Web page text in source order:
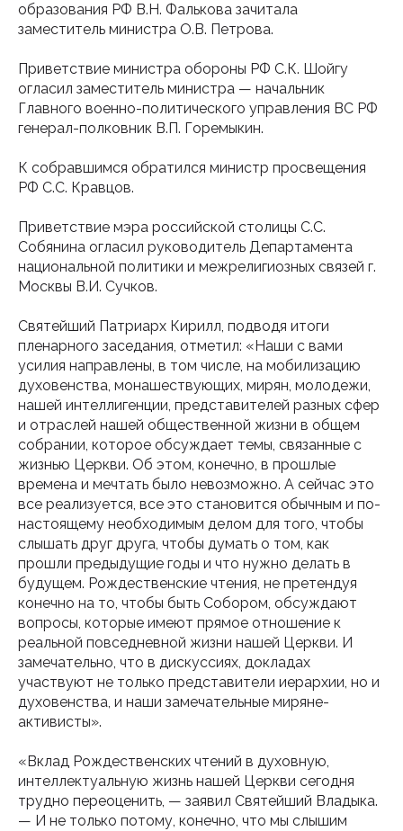
образования РФ В.Н. Фалькова зачитала
заместитель министра О.В. Петрова.
Приветствие министра обороны РФ С.К. Шойгу
огласил заместитель министра — начальник
Главного военно-политического управления ВС РФ
генерал-полковник В.П. Горемыкин.
К собравшимся обратился министр просвещения
РФ С.С. Кравцов.
Приветствие мэра российской столицы С.С.
Собянина огласил руководитель Департамента
национальной политики и межрелигиозных связей г.
Москвы В.И. Сучков.
Святейший Патриарх Кирилл, подводя итоги
пленарного заседания, отметил: «Наши с вами
усилия направлены, в том числе, на мобилизацию
духовенства, монашествующих, мирян, молодежи,
нашей интеллигенции, представителей разных сфер
и отраслей нашей общественной жизни в общем
собрании, которое обсуждает темы, связанные с
жизнью Церкви. Об этом, конечно, в прошлые
времена и мечтать было невозможно. А сейчас это
все реализуется, все это становится обычным и по-
настоящему необходимым делом для того, чтобы
слышать друг друга, чтобы думать о том, как
прошли предыдущие годы и что нужно делать в
будущем. Рождественские чтения, не претендуя
конечно на то, чтобы быть Собором, обсуждают
вопросы, которые имеют прямое отношение к
реальной повседневной жизни нашей Церкви. И
замечательно, что в дискуссиях, докладах
участвуют не только представители иерархии, но и
духовенства, и наши замечательные миряне-
активисты».
«Вклад Рождественских чтений в духовную,
интеллектуальную жизнь нашей Церкви сегодня
трудно переоценить, — заявил Святейший Владыка.
— И не только потому, конечно, что мы слышим